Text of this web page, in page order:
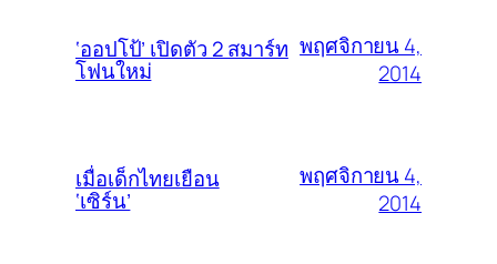
‘ออปโป้’ เปิดตัว 2 สมาร์ท
โฟนใหม่
พฤศจิกายน 4,
2014
เมื่อเด็กไทยเยือน
‘เซิร์น’
พฤศจิกายน 4,
2014